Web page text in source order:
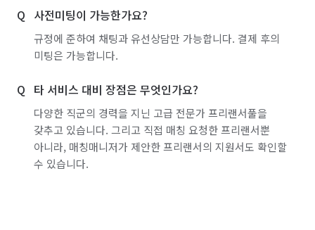
사전미팅이 가능한가요?
규정에 준하여 채팅과 유선상담만 가능합니다. 결제 후의
미팅은 가능합니다.
타 서비스 대비 장점은 무엇인가요?
다양한 직군의 경력을 지닌 고급 전문가 프리랜서풀을
갖추고 있습니다. 그리고 직접 매칭 요청한 프리랜서뿐
아니라, 매칭매니저가 제안한 프리랜서의 지원서도 확인할
수 있습니다.